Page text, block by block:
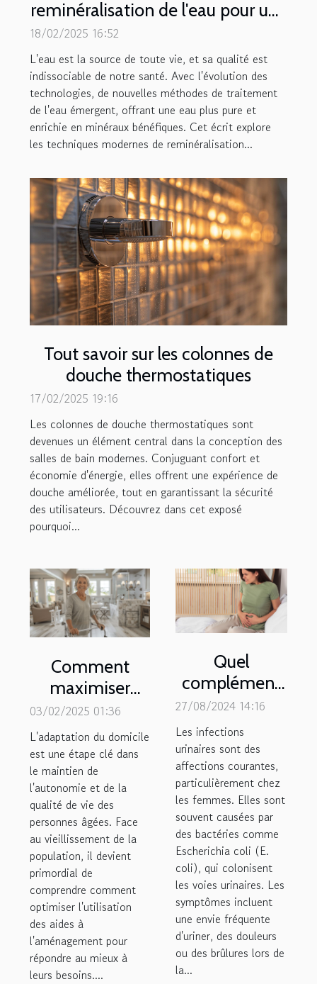
reminéralisation de l'eau pour une
meilleure santé
18/02/2025 16:52
L'eau est la source de toute vie, et sa qualité est
indissociable de notre santé. Avec l'évolution des
technologies, de nouvelles méthodes de traitement
de l'eau émergent, offrant une eau plus pure et
enrichie en minéraux bénéfiques. Cet écrit explore
les techniques modernes de reminéralisation...
Tout savoir sur les colonnes de
douche thermostatiques
17/02/2025 19:16
Les colonnes de douche thermostatiques sont
devenues un élément central dans la conception des
salles de bain modernes. Conjuguant confort et
économie d'énergie, elles offrent une expérience de
douche améliorée, tout en garantissant la sécurité
des utilisateurs. Découvrez dans cet exposé
pourquoi...
Comment
maximiser
l'efficacité des
aides à
l'aménagement
pour les
personnes
âgées
03/02/2025 01:36
L'adaptation du domicile
est une étape clé dans
le maintien de
l'autonomie et de la
qualité de vie des
personnes âgées. Face
au vieillissement de la
population, il devient
primordial de
comprendre comment
optimiser l'utilisation
des aides à
l'aménagement pour
répondre au mieux à
leurs besoins....
Quel
complément
alimentaire
pour soulager
une infection
urinaire ?
27/08/2024 14:16
Les infections
urinaires sont des
affections courantes,
particulièrement chez
les femmes. Elles sont
souvent causées par
des bactéries comme
Escherichia coli (E.
coli), qui colonisent
les voies urinaires. Les
symptômes incluent
une envie fréquente
d'uriner, des douleurs
ou des brûlures lors de
la...